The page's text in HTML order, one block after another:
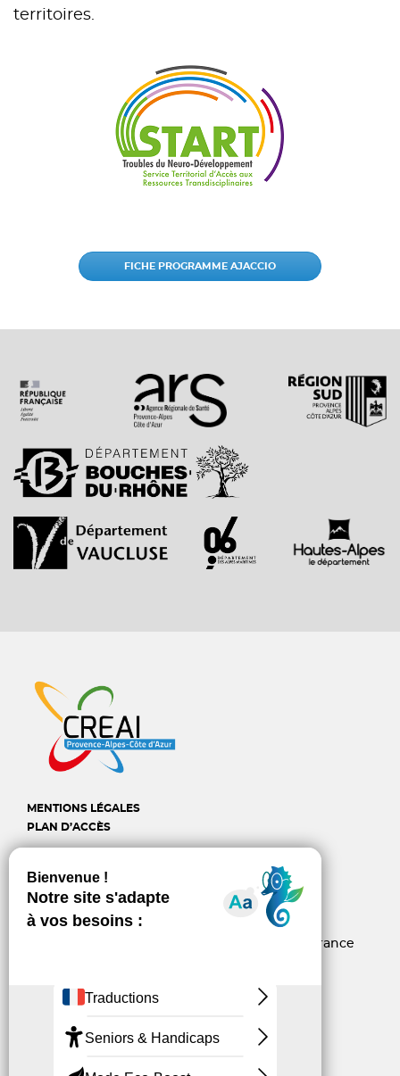
territoires.
FICHE PROGRAMME AJACCIO
MENTIONS LÉGALES
PLAN D’ACCÈS
CREAI Provence-Alpes-
Côte d'Azur
6, rue d’Arcole - 13006 Marseille - France
Linkedin